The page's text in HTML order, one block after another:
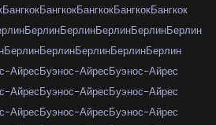
БангкокБангкокБангкокБангкокБангкок
БерлинБерлинБерлинБерлинБерлин
БерлинБерлинБерлинБерлинБерлин
АйресБуэнос-АйресБуэнос-Айрес
АйресБуэнос-АйресБуэнос-Айрес
АйресБуэнос-АйресБуэнос-Айрес